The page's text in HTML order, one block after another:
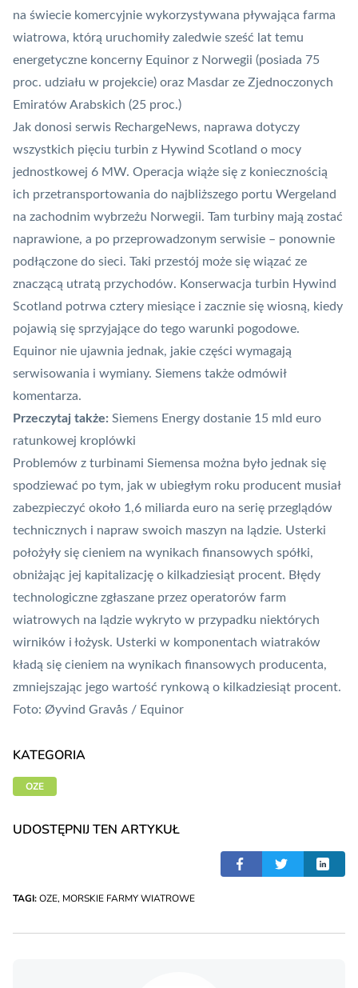
na świecie komercyjnie wykorzystywana pływająca farma
wiatrowa, którą uruchomiły zaledwie sześć lat temu
energetyczne koncerny Equinor z Norwegii (posiada 75
proc. udziału w projekcie) oraz Masdar ze Zjednoczonych
Emiratów Arabskich (25 proc.)
Jak donosi serwis RechargeNews, naprawa dotyczy
wszystkich pięciu turbin z Hywind Scotland o mocy
jednostkowej 6 MW. Operacja wiąże się z koniecznością
ich przetransportowania do najbliższego portu Wergeland
na zachodnim wybrzeżu Norwegii. Tam turbiny mają zostać
naprawione, a po przeprowadzonym serwisie – ponownie
podłączone do sieci. Taki przestój może się wiązać ze
znaczącą utratą przychodów. Konserwacja turbin Hywind
Scotland potrwa cztery miesiące i zacznie się wiosną, kiedy
pojawią się sprzyjające do tego warunki pogodowe.
Equinor nie ujawnia jednak, jakie części wymagają
serwisowania i wymiany. Siemens także odmówił
komentarza.
Przeczytaj także: Siemens Energy dostanie 15 mld euro
ratunkowej kroplówki
Problemów z turbinami Siemensa można było jednak się
spodziewać po tym, jak w ubiegłym roku producent musiał
zabezpieczyć około 1,6 miliarda euro na serię przeglądów
technicznych i napraw swoich maszyn na lądzie. Usterki
położyły się cieniem na wynikach finansowych spółki,
obniżając jej kapitalizację o kilkadziesiąt procent. Błędy
technologiczne zgłaszane przez operatorów farm
wiatrowych na lądzie wykryto w przypadku niektórych
wirników i łożysk. Usterki w komponentach wiatraków
kładą się cieniem na wynikach finansowych producenta,
zmniejszając jego wartość rynkową o kilkadziesiąt procent.
Foto: Øyvind Gravås / Equinor
KATEGORIA
OZE
UDOSTĘPNIJ TEN ARTYKUŁ
TAGI:OZE, MORSKIE FARMY WIATROWE